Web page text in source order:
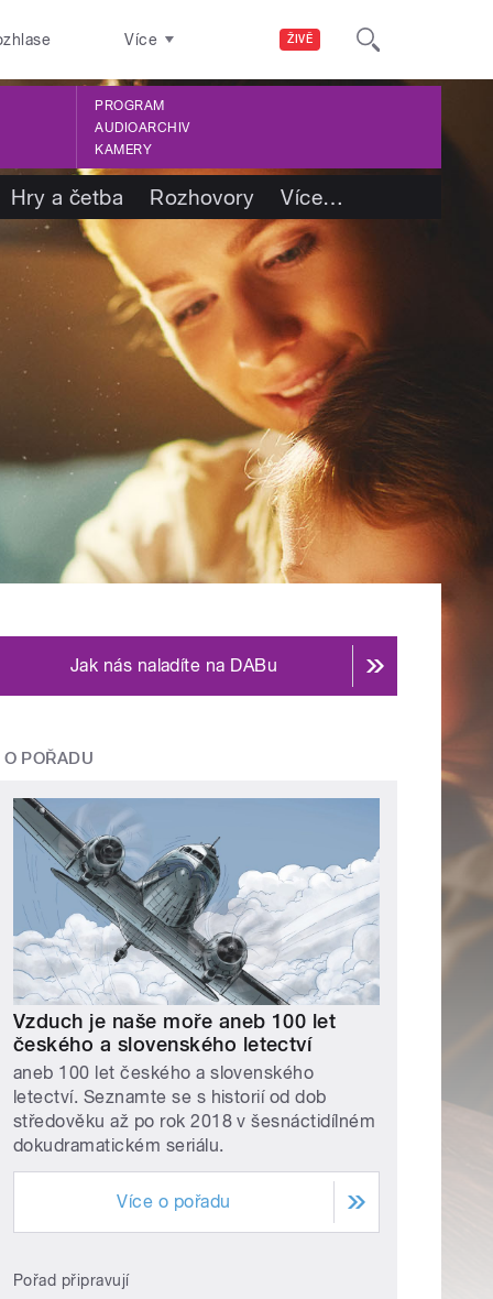
ŽIVĚ
Více
PROGRAM
AUDIOARCHIV
KAMERY
Hry a četba Rozhovory Více…
Jak nás naladíte na DABu
O POŘADU
Vzduch je naše moře aneb 100 let
českého a slovenského letectví
aneb 100 let českého a slovenského
letectví. Seznamte se s historií od dob
středověku až po rok 2018 v šesnáctidílném
dokudramatickém seriálu.
Více o pořadu
Pořad připravují